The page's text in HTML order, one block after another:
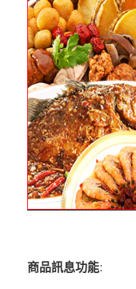
商品訊息功能: